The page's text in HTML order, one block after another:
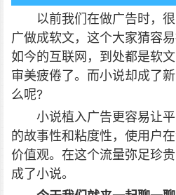
以前我们在做广告时，
广做成软文，这个大家猜容
如今的互联网，到处都是软
审美疲倦了。而小说却成了
么呢?
小说植入广告更容易让
的故事性和粘度性，使用户
价值观。在这个流量弥足珍
成了小说。